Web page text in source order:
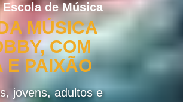
de Música
MÚSICA
COM
E PAIXÃO
jovens, adultos e